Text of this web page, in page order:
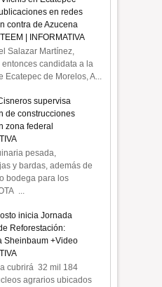
en redes
contra de Azucena
| INFORMATIVA
Salazar Martínez,
candidata a la
Ecatepec de Morelos, A...
supervisa
de construcciones
zona federal
pesada,
y bardas, además de
bodega para los
...
inicia Jornada
Reforestación:
Sheinbaum +Video
cubrirá 32 mil 184
agrarios ubicados